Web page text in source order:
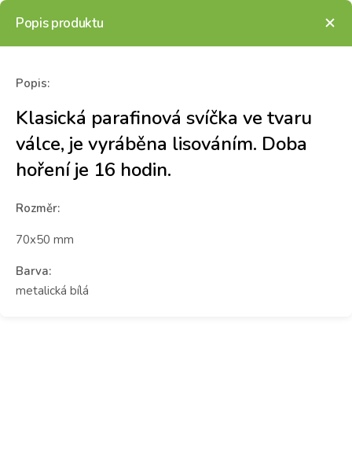
Popis produktu
Popis:
Klasická parafinová svíčka ve tvaru
válce, je vyráběna lisováním. Doba
hoření je 16 hodin.
Rozměr:
70x50 mm
Barva:
metalická bílá